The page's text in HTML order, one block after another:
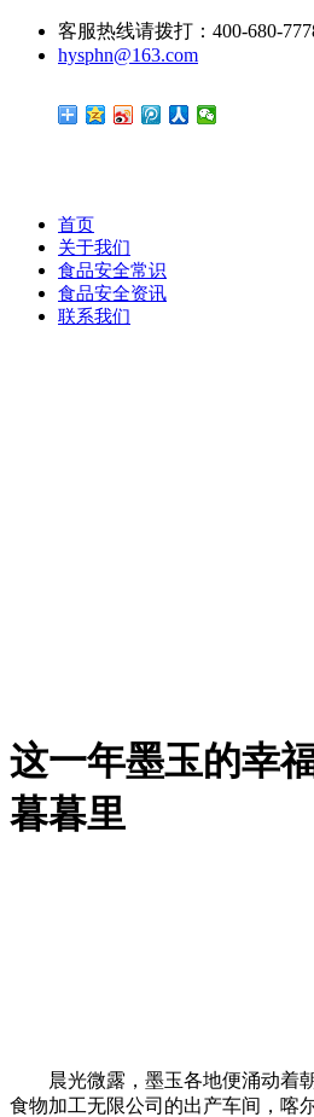
客服热线请拨打：400-680-
hysphn@163.com
首页
关于我们
食品安全常识
食品安全资讯
联系我们
这一年墨玉的幸
暮暮里
晨光微露，墨玉各地便涌动着
食物加工无限公司的出产车间，喀